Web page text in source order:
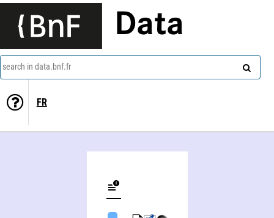
Data
search in data.bnf.fr
FR